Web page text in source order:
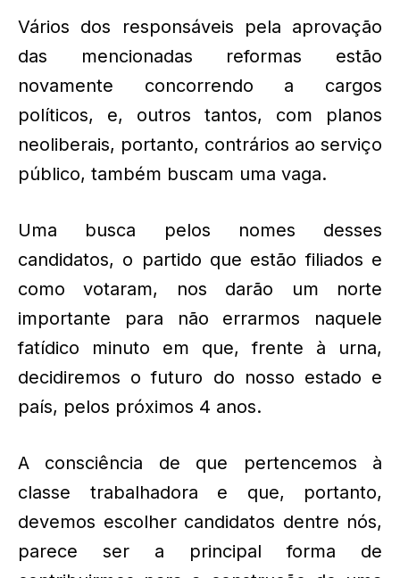
Vários dos responsáveis pela aprovação
das mencionadas reformas estão
novamente concorrendo a cargos
políticos, e, outros tantos, com planos
neoliberais, portanto, contrários ao serviço
público, também buscam uma vaga.
Uma busca pelos nomes desses
candidatos, o partido que estão filiados e
como votaram, nos darão um norte
importante para não errarmos naquele
fatídico minuto em que, frente à urna,
decidiremos o futuro do nosso estado e
país, pelos próximos 4 anos.
A consciência de que pertencemos à
classe trabalhadora e que, portanto,
devemos escolher candidatos dentre nós,
parece ser a principal forma de